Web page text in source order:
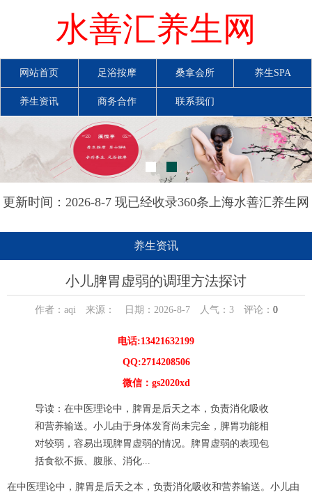
水善汇养生网
网站首页 足浴按摩 桑拿会所 养生SPA
养生资讯 商务合作 联系我们
更新时间：2026-8-7 现已经收录360条上海水善汇养生网
养生资讯
小儿脾胃虚弱的调理方法探讨
作者：aqi 来源： 日期：2026-8-7 人气： 3评论： 0
电话:13421632199
QQ:2714208506
微信：gs2020xd
导读：在中医理论中，脾胃是后天之本，负责消化吸收
和营养输送。小儿由于身体发育尚未完全，脾胃功能相
对较弱，容易出现脾胃虚弱的情况。脾胃虚弱的表现包
括食欲不振、腹胀、消化...
在中医理论中，脾胃是后天之本，负责消化吸收和营养输送。小儿由